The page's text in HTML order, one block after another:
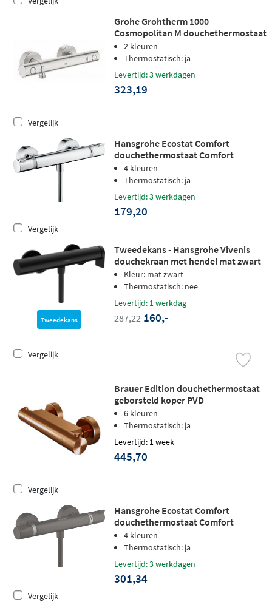
Grohe Grohtherm 1000
Cosmopolitan M douchethermostaat
supersteel
2 kleuren
Thermostatisch: ja
Levertijd: 3 werkdagen
323,19
Vergelijk
Hansgrohe Ecostat Comfort
douchethermostaat Comfort
opbouw chroom
4 kleuren
Thermostatisch: ja
Levertijd: 3 werkdagen
179,20
Vergelijk
Tweedekans
Tweedekans - Hansgrohe Vivenis
douchekraan met hendel mat zwart
Kleur: mat zwart
Thermostatisch: nee
Levertijd: 1 werkdag
287,22 160,-
Vergelijk
Brauer Edition douchethermostaat
geborsteld koper PVD
6 kleuren
Thermostatisch: ja
Levertijd: 1 week
445,70
Vergelijk
Hansgrohe Ecostat Comfort
douchethermostaat Comfort
opbouw Brushed Black Chrome
4 kleuren
Thermostatisch: ja
Levertijd: 3 werkdagen
301,34
Vergelijk